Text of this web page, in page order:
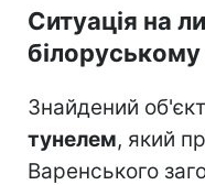
Ситуація на
білоруському
Знайдений об'єкт
тунелем, який
Варенського